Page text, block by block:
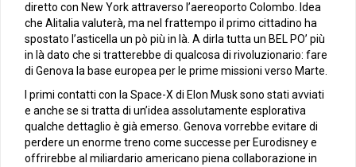
diretto con New York attraverso l’aereoporto Colombo. Idea
che Alitalia valuterà, ma nel frattempo il primo cittadino ha
spostato l’asticella un pò più in là. A dirla tutta un BEL PO’ più
in là dato che si tratterebbe di qualcosa di rivoluzionario: fare
di Genova la base europea per le prime missioni verso Marte.
I primi contatti con la Space-X di Elon Musk sono stati avviati
e anche se si tratta di un’idea assolutamente esplorativa
qualche dettaglio è già emerso. Genova vorrebbe evitare di
perdere un enorme treno come successe per Eurodisney e
offrirebbe al miliardario americano piena collaborazione in